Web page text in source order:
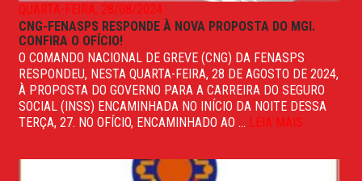
QUARTA-FEIRA, 28/08/2024
CNG-FENASPS RESPONDE À NOVA PROPOSTA DO MGI.
CONFIRA O OFÍCIO!
O COMANDO NACIONAL DE GREVE (CNG) DA FENASPS
RESPONDEU, NESTA QUARTA-FEIRA, 28 DE AGOSTO DE 2024,
À PROPOSTA DO GOVERNO PARA A CARREIRA DO SEGURO
SOCIAL (INSS) ENCAMINHADA NO INÍCIO DA NOITE DESSA
TERÇA, 27. NO OFÍCIO, ENCAMINHADO AO ... LEIA MAIS